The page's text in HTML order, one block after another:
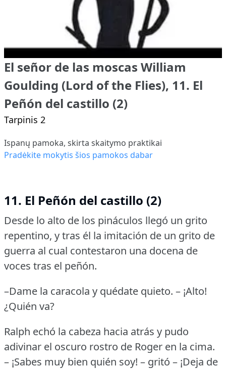
El señor de las moscas William
Goulding (Lord of the Flies), 11. El
Peñón del castillo (2)
Tarpinis 2
Ispanų pamoka, skirta skaitymo praktikai
Pradėkite mokytis šios pamokos dabar
11. El Peñón del castillo (2)
Desde lo alto de los pináculos llegó un grito
repentino, y tras él la imitación de un grito de
guerra al cual contestaron una docena de
voces tras el peñón.
–Dame la caracola y quédate quieto. – ¡Alto!
¿Quién va?
Ralph echó la cabeza hacia atrás y pudo
adivinar el oscuro rostro de Roger en la cima.
– ¡Sabes muy bien quién soy! – gritó – ¡Deja de